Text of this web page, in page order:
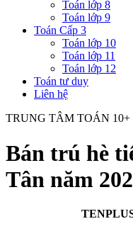
Toán lớp 8
Toán lớp 9
Toán Cấp 3
Toán lớp 10
Toán lớp 11
Toán lớp 12
Toán tư duy
Liên hệ
TRUNG TÂM TOÁN 10+
Bán trú hè
Tân năm